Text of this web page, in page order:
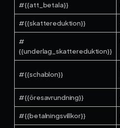
#{{att_betala}}
#{{skattereduktion}}
#
{{underlag_skattereduktion}}
#{{schablon}}
#{{öresavrundning}}
#{{betalningsvillkor}}